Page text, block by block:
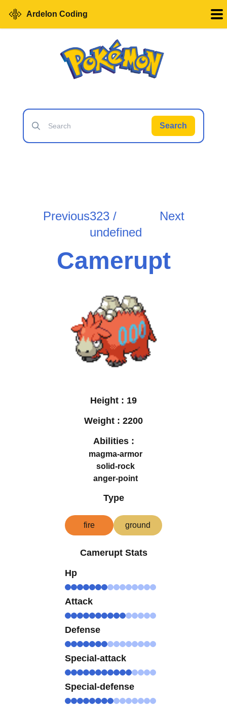
Ardelon Coding
Search
Previous323 /
undefined
Next
Camerupt
Height : 19
Weight : 2200
Abilities :
magma-armor
solid-rock
anger-point
Type
fire ground
Camerupt Stats
Hp
Attack
Defense
Special-attack
Special-defense